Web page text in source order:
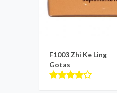
F1003 Zhi Ke Ling
Gotas